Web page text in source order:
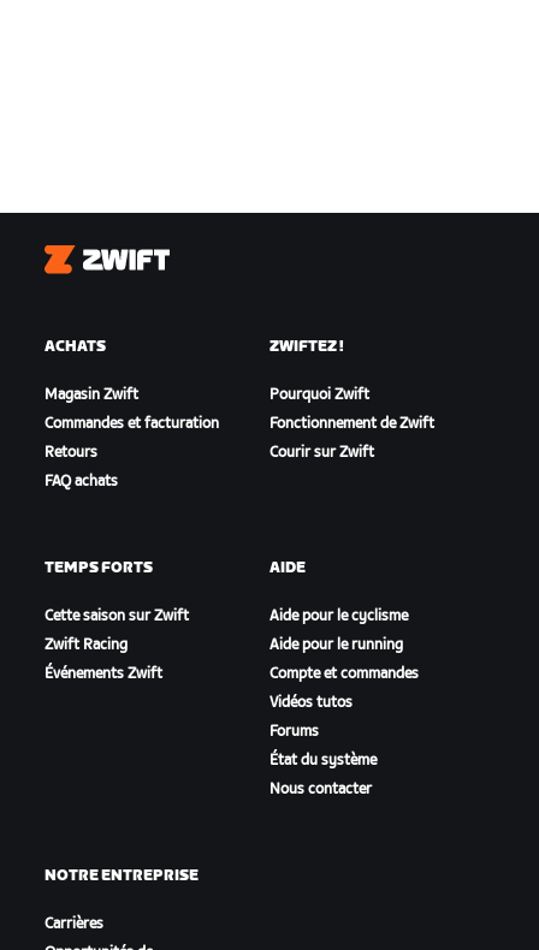
Zwift
ACHATS
Magasin Zwift
Commandes et facturation
Retours
FAQ achats
ZWIFTEZ !
Pourquoi Zwift
Fonctionnement de Zwift
Courir sur Zwift
TEMPS FORTS
Cette saison sur Zwift
Zwift Racing
Événements Zwift
AIDE
Aide pour le cyclisme
Aide pour le running
Compte et commandes
Vidéos tutos
Forums
État du système
Nous contacter
NOTRE ENTREPRISE
Carrières